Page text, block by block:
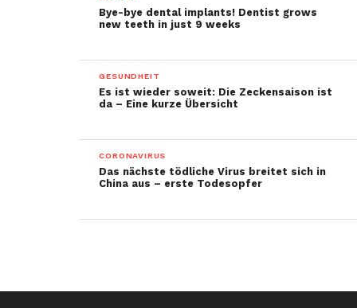
Bye-bye dental implants! Dentist grows
new teeth in just 9 weeks
GESUNDHEIT
Es ist wieder soweit: Die Zeckensaison ist
da – Eine kurze Übersicht
CORONAVIRUS
Das nächste tödliche Virus breitet sich in
China aus – erste Todesopfer